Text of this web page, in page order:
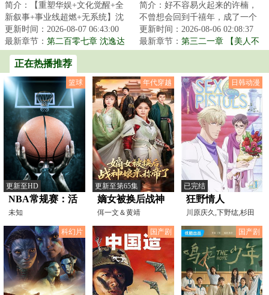
简介：【重塑华娱+文化觉醒+全
新叙事+事业线超燃+无系统】沈
逸达重生了。第一部电影，他召
唤营销之神降临...
更新时间：2026-08-07 06:43:00
最新章节： 第二百零七章 沈逸达
的狂暴轰入，莫名破防！
简介：好不容易火起来的许楠，
不曾想会回到千禧年，成了一个
参加艺考的学生。关键要命的
是，还是一个女学...
更新时间：2026-08-06 02:08:37
最新章节： 第三二一章 【美人不
正在热播推荐
篮球
更新至HD
NBA常规赛：活
塞VS黄蜂
20260210
未知
年代穿越
更新至第65集
嫡女被换后战神
娘亲称帝了
佴一文＆黄靖
日韩动漫
已完结
狂野情人
川原庆久,下野纮,杉田
智和,羽多野涉,游佐浩
科幻片
国产剧 国产剧